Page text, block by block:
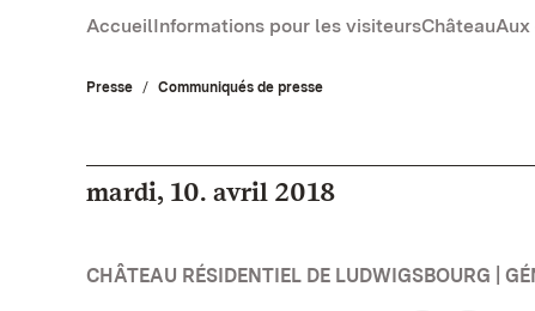
AccueilInformations pour les visiteursChâteauAux
Presse Communiqués de presse
mardi, 10. avril 2018
CHÂTEAU RÉSIDENTIEL DE LUDWIGSBOURG |